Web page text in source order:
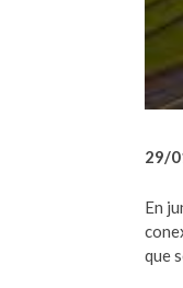
29/
En
que